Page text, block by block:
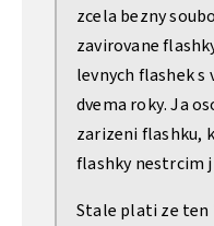
zcela bezny
zavirovane
levnych flashek s
dvema roky. Ja
zarizeni flashku,
flashky nestrcim
Stale plati ze